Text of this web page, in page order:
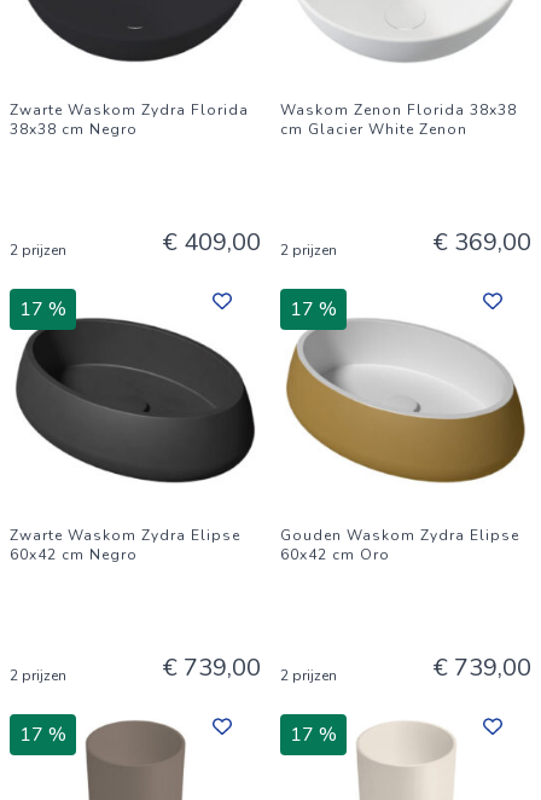
Zwarte Waskom Zydra Florida
38x38 cm Negro
2 prijzen € 409,00
Waskom Zenon Florida 38x38
cm Glacier White Zenon
2 prijzen € 369,00
17 %
Zwarte Waskom Zydra Elipse
60x42 cm Negro
2 prijzen € 739,00
17 %
Gouden Waskom Zydra Elipse
60x42 cm Oro
2 prijzen € 739,00
17 % 17 %